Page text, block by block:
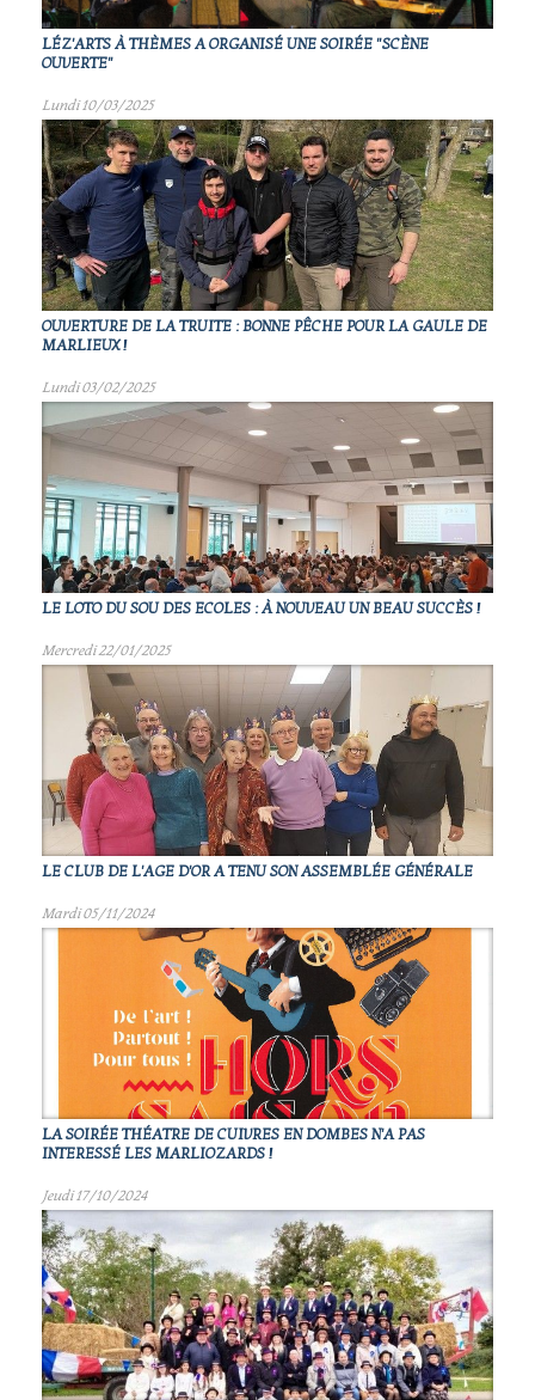
LÉZ'ARTS À THÈMES A ORGANISÉ UNE SOIRÉE "SCÈNE
OUVERTE"
Lundi 10/03/2025
OUVERTURE DE LA TRUITE : BONNE PÊCHE POUR LA GAULE DE
MARLIEUX !
Lundi 03/02/2025
LE LOTO DU SOU DES ECOLES : À NOUVEAU UN BEAU SUCCÈS !
Mercredi 22/01/2025
LE CLUB DE L'AGE D'OR A TENU SON ASSEMBLÉE GÉNÉRALE
Mardi 05/11/2024
LA SOIRÉE THÉATRE DE CUIVRES EN DOMBES N'A PAS
INTERESSÉ LES MARLIOZARDS !
Jeudi 17/10/2024